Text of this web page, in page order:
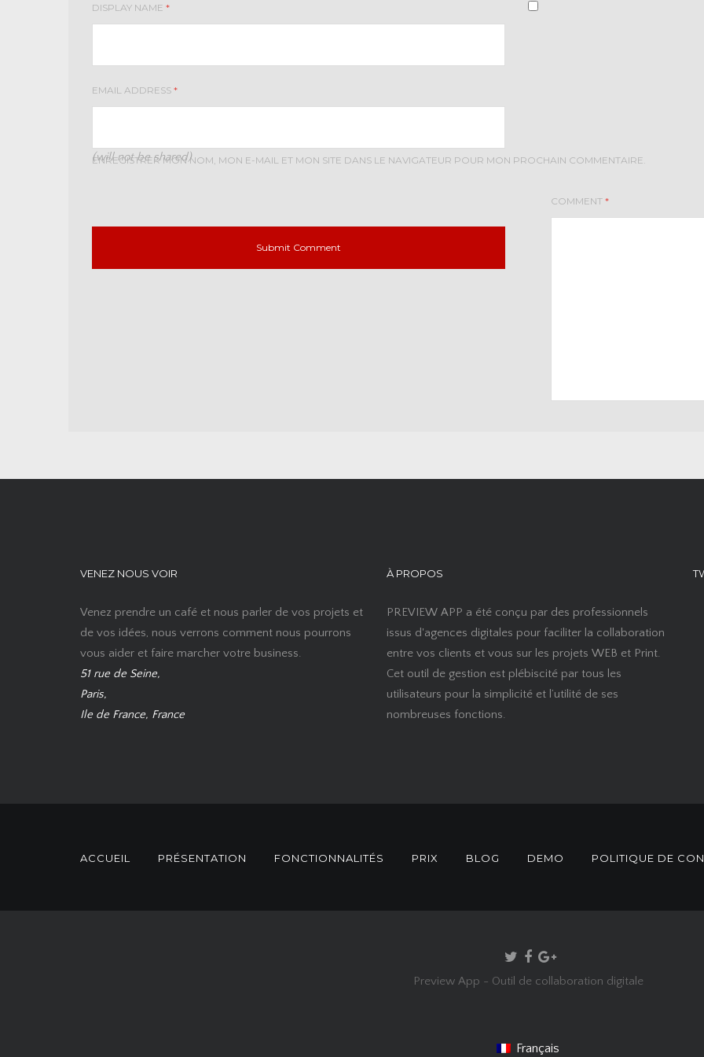
DISPLAY NAME *
EMAIL ADDRESS *
(will not be shared)
ENREGISTRER MON NOM, MON E-MAIL ET MON SITE DANS LE NAVIGATEUR POUR MON PROCHAIN COMMENTAIRE.
COMMENT *
VENEZ NOUS VOIR
Venez prendre un café et nous parler de vos projets et
de vos idées, nous verrons comment nous pourrons
vous aider et faire marcher votre business.
51 rue de Seine,
Paris,
Ile de France, France
À PROPOS
PREVIEW APP a été conçu par des professionnels
issus d'agences digitales pour faciliter la collaboration
entre vos clients et vous sur les projets WEB et Print.
Cet outil de gestion est plébiscité par tous les
utilisateurs pour la simplicité et l’utilité de ses
nombreuses fonctions.
ACCUEIL PRÉSENTATION FONCTIONNALITÉS PRIX BLOG DEMO POLITIQUE DE
Preview App - Outil de collaboration digitale
Français